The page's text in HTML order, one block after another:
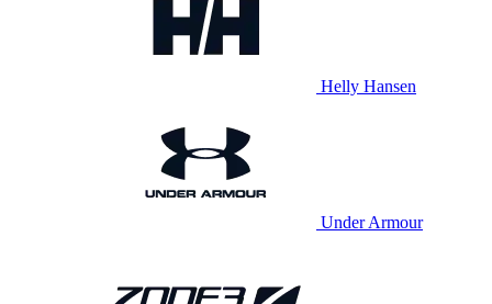
Helly Hansen
Under Armour